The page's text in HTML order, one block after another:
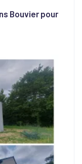
Bouvier pour